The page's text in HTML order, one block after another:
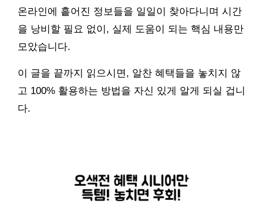
온라인에 흩어진 정보들을 일일이 찾아다니며 시간
을 낭비할 필요 없이, 실제 도움이 되는 핵심 내용만
모았습니다.
이 글을 끝까지 읽으시면, 알찬 혜택들을 놓치지 않
고 100% 활용하는 방법을 자신 있게 알게 되실 겁니
다.